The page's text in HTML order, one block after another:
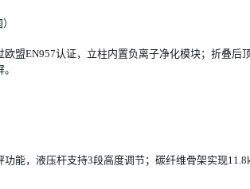
欧盟EN957认证，立柱内置负离子净化模块；折叠后
功能，液压杆支持3段高度调节；碳纤维骨架实现